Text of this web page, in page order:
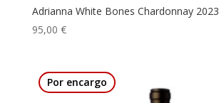
Adrianna White Bones Chardonnay 2023
95,00 €
Por encargo